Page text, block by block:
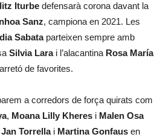
Iturbe defensarà corona davant la
Sanz, campiona en 2021. Les
Sabataparteixen sempre amb
Silvia Larai l’alacantina Rosa María
de favorites.
a corredors de força quirats com
, Moana Lilly Kheres i Malen Osa
Jan Torrellai Martina Gonfaus en